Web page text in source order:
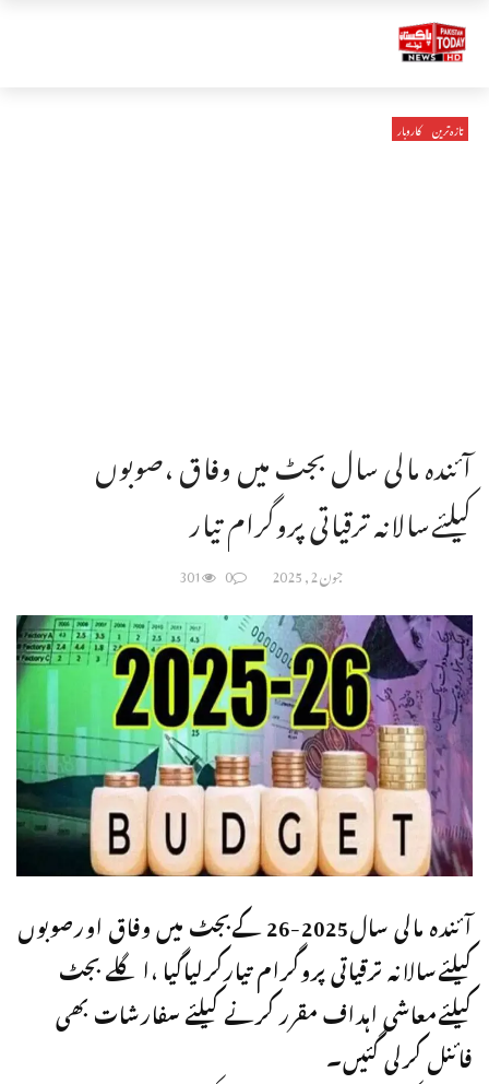
تازہ ترین کاروبار
آئندہ مالی سال بجٹ میں وفاق ،صوبوں
کیلئےسالانہ ترقیاتی پروگرام تیار
جون 2, 2025 0
301
آئندہ مالی سال2025-26 کےبجٹ میں وفاق اورصوبوں
کیلئےسالانہ ترقیاتی پروگرام تیارکرلیاگیا ،اگلے بجٹ
کیلئےمعاشی اہداف مقرر کرنے کیلئے سفارشات بھی
فائنل کرلی گئیں۔